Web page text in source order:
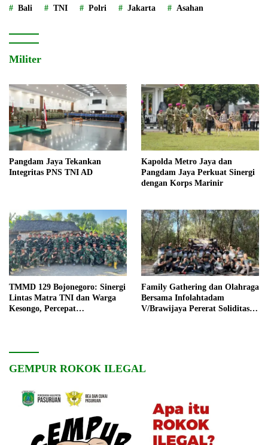
Bali TNI Polri Jakarta Asahan
Militer
Pangdam Jaya Tekankan
Integritas PNS TNI AD
Kapolda Metro Jaya dan
Pangdam Jaya Perkuat Sinergi
dengan Korps Marinir
TMMD 129 Bojonegoro: Sinergi
Lintas Matra TNI dan Warga
Kesongo, Percepat
Family Gathering dan Olahraga
Bersama Infolahtadam
V/Brawijaya Pererat Soliditas
GEMPUR ROKOK ILEGAL